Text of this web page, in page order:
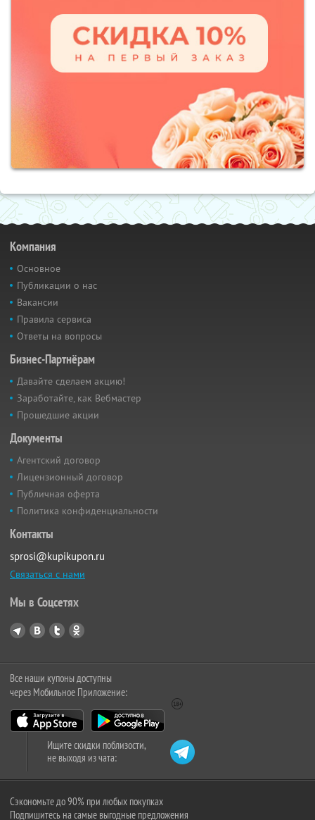
Компания
Основное
Публикации о нас
Вакансии
Правила сервиса
Ответы на вопросы
Бизнес-Партнёрам
Давайте сделаем акцию!
Заработайте, как Вебмастер
Прошедшие акции
Документы
Агентский договор
Лицензионный договор
Публичная оферта
Политика конфиденциальности
Контакты
sprosi@kupikupon.ru
Связаться с нами
Мы в Соцсетях
Все наши купоны доступны
через Мобильное Приложение:
Ищите скидки поблизости,
не выходя из чата:
Сэкономьте до 90% при любых покупках
Подпишитесь на самые выгодные предложения